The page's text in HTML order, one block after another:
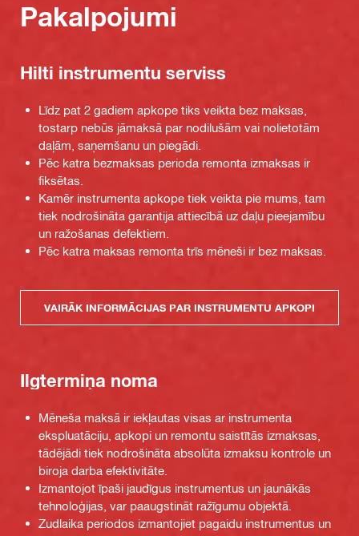
Pakalpojumi
Hilti instrumentu serviss
Līdz pat 2 gadiem apkope tiks veikta bez maksas,
tostarp nebūs jāmaksā par nodilušām vai nolietotām
daļām, saņemšanu un piegādi.
Pēc katra bezmaksas perioda remonta izmaksas ir
fiksētas.
Kamēr instrumenta apkope tiek veikta pie mums, tam
tiek nodrošināta garantija attiecībā uz daļu pieejamību
un ražošanas defektiem.
Pēc katra maksas remonta trīs mēneši ir bez maksas.
VAIRĀK INFORMĀCIJAS PAR INSTRUMENTU APKOPI
Ilgtermiņa noma
Mēneša maksā ir iekļautas visas ar instrumenta
ekspluatāciju, apkopi un remontu saistītās izmaksas,
tādējādi tiek nodrošināta absolūta izmaksu kontrole un
biroja darba efektivitāte.
Izmantojot īpaši jaudīgus instrumentus un jaunākās
tehnoloģijas, var paaugstināt ražīgumu objektā.
Zudlaika periodos izmantojiet pagaidu instrumentus un